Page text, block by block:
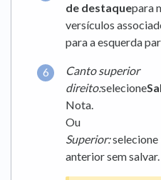
de destaquepara
versículos
para a esquerda
Canto superior
direito:selecione
Nota.
Ou
Superior:selecione
anterior sem salvar.